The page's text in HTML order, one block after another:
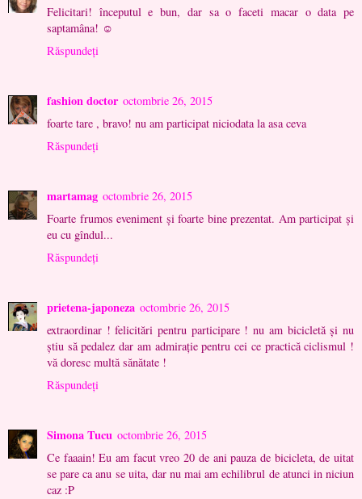
Felicitari! începutul e bun, dar sa o faceti macar o data pe
saptamâna! ☺
Răspundeți
fashion doctor octombrie 26, 2015
foarte tare , bravo! nu am participat niciodata la asa ceva
Răspundeți
martamag octombrie 26, 2015
Foarte frumos eveniment și foarte bine prezentat. Am participat și
eu cu gîndul...
Răspundeți
prietena-japoneza octombrie 26, 2015
extraordinar ! felicitări pentru participare ! nu am bicicletă şi nu
ştiu să pedalez dar am admiraţie pentru cei ce practică ciclismul !
vă doresc multă sănătate !
Răspundeți
Simona Tucu octombrie 26, 2015
Ce faaain! Eu am facut vreo 20 de ani pauza de bicicleta, de uitat
se pare ca anu se uita, dar nu mai am echilibrul de atunci in niciun
caz :P